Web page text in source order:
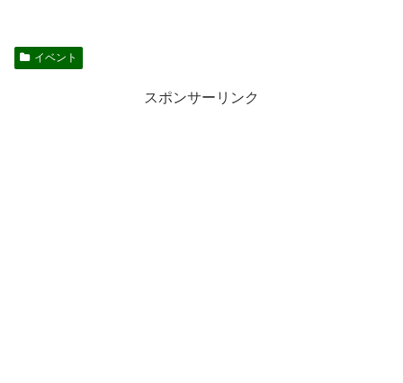
イベント
スポンサーリンク